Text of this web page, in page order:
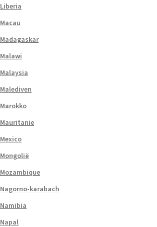
Liberia
Macau
Madagaskar
Malawi
Malaysia
Malediven
Marokko
Mauritanie
Mexico
Mongolië
Mozambique
Nagorno-karabach
Namibia
Napal